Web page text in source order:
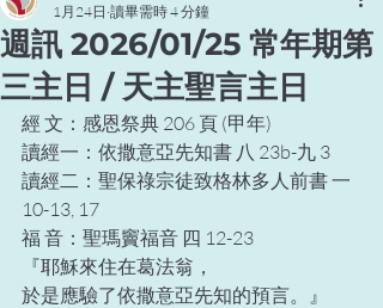
週訊 2026/01/25 常年期第
三主日 / 天主聖言主日
1月24日 讀畢需時 4 分鐘
經 文：感恩祭典 206 頁 (甲年)
讀經一：依撒意亞先知書 八 23b-九 3
讀經二：聖保祿宗徒致格林多人前書 一
10-13, 17
福 音：聖瑪竇福音 四 12-23
『耶穌來住在葛法翁，
於是應驗了依撒意亞先知的預言。』